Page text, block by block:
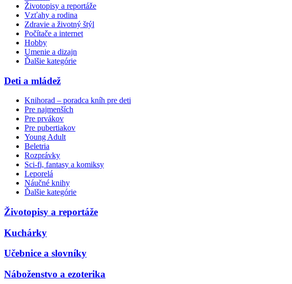
Životopisy a reportáže
Vzťahy a rodina
Zdravie a životný štýl
Počítače a internet
Hobby
Umenie a dizajn
Ďalšie kategórie
Deti a mládež
Knihorad – poradca kníh pre deti
Pre najmenších
Pre prvákov
Pre pubertiakov
Young Adult
Beletria
Rozprávky
Sci-fi, fantasy a komiksy
Leporelá
Náučné knihy
Ďalšie kategórie
Životopisy a reportáže
Kuchárky
Učebnice a slovníky
Náboženstvo a ezoterika